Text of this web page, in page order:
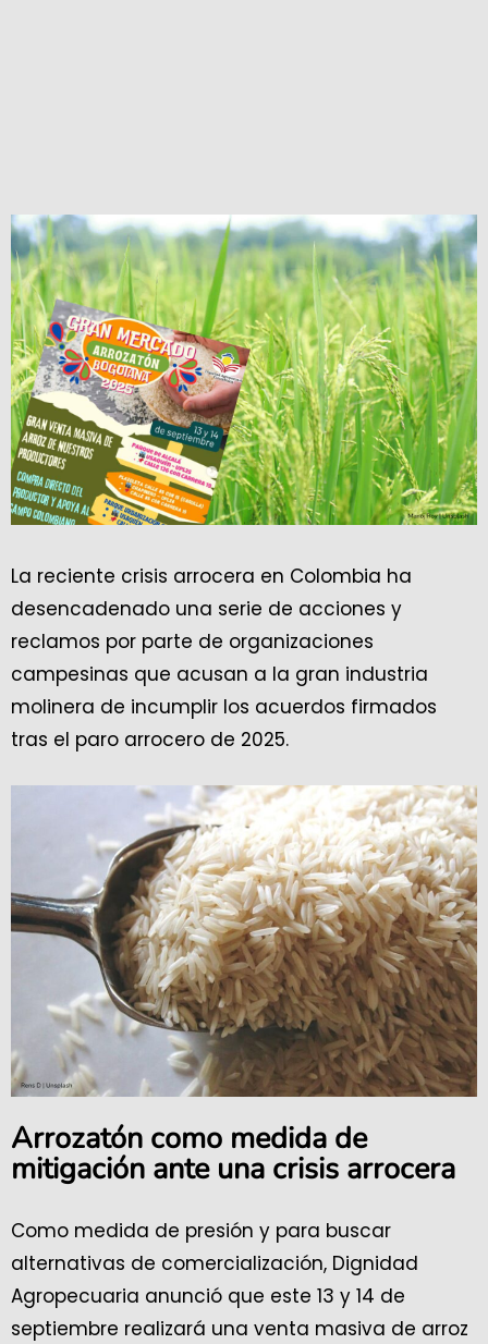
La reciente crisis arrocera en Colombia ha
desencadenado una serie de acciones y
reclamos por parte de organizaciones
campesinas que acusan a la gran industria
molinera de incumplir los acuerdos firmados
tras el paro arrocero de 2025.
Arrozatón como medida de
mitigación ante una crisis arrocera
Como medida de presión y para buscar
alternativas de comercialización, Dignidad
Agropecuaria anunció que este 13 y 14 de
septiembre realizará una venta masiva de arroz